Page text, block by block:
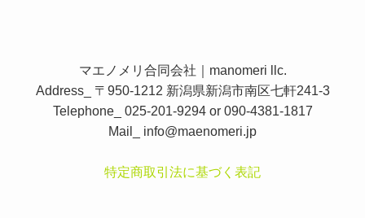
マエノメリ合同会社｜manomeri llc.
Address_ 〒950-1212 新潟県新潟市南区七軒241-3
Telephone_ 025-201-9294 or 090-4381-1817
Mail_ info@maenomeri.jp
特定商取引法に基づく表記